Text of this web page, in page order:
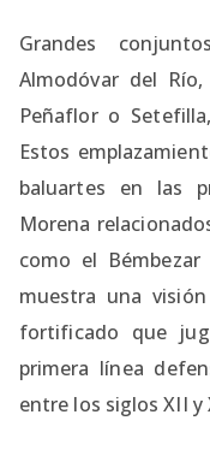
Grandes
Almodóvar del
Peñaflor o
Estos
baluartes en las
Morena
como el
muestra una
fortificado que
primera línea
entre los siglos XII y